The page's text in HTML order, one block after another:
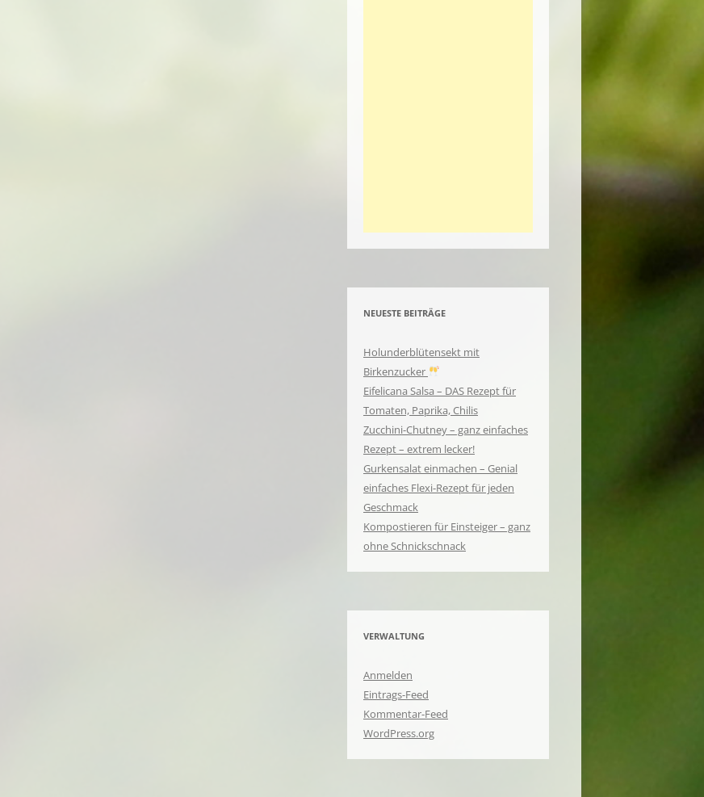
NEUESTE BEITRÄGE
Holunderblütensekt mit
Birkenzucker
Eifelicana Salsa – DAS Rezept für
Tomaten, Paprika, Chilis
Zucchini-Chutney – ganz einfaches
Rezept – extrem lecker!
Gurkensalat einmachen – Genial
einfaches Flexi-Rezept für jeden
Geschmack
Kompostieren für Einsteiger – ganz
ohne Schnickschnack
VERWALTUNG
Anmelden
Eintrags-Feed
Kommentar-Feed
WordPress.org